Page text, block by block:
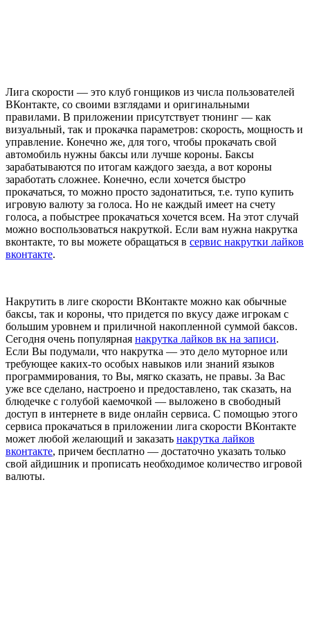
Лига скорости — это клуб гонщиков из числа пользователей
ВКонтакте, со своими взглядами и оригинальными
правилами. В приложении присутствует тюнинг — как
визуальный, так и прокачка параметров: скорость, мощность и
управление. Конечно же, для того, чтобы прокачать свой
автомобиль нужны баксы или лучше короны. Баксы
зарабатываются по итогам каждого заезда, а вот короны
заработать сложнее. Конечно, если хочется быстро
прокачаться, то можно просто задонатиться, т.е. тупо купить
игровую валюту за голоса. Но не каждый имеет на счету
голоса, а побыстрее прокачаться хочется всем. На этот случай
можно воспользоваться накруткой. Если вам нужна накрутка
вконтакте, то вы можете обращаться в сервис накрутки лайков
вконтакте.
Накрутить в лиге скорости ВКонтакте можно как обычные
баксы, так и короны, что придется по вкусу даже игрокам с
большим уровнем и приличной накопленной суммой баксов.
Сегодня очень популярная накрутка лайков вк на записи.
Если Вы подумали, что накрутка — это дело муторное или
требующее каких-то особых навыков или знаний языков
программирования, то Вы, мягко сказать, не правы. За Вас
уже все сделано, настроено и предоставлено, так сказать, на
блюдечке с голубой каемочкой — выложено в свободный
доступ в интернете в виде онлайн сервиса. С помощью этого
сервиса прокачаться в приложении лига скорости ВКонтакте
может любой желающий и заказать накрутка лайков
вконтакте, причем бесплатно — достаточно указать только
свой айдишник и прописать необходимое количество игровой
валюты.